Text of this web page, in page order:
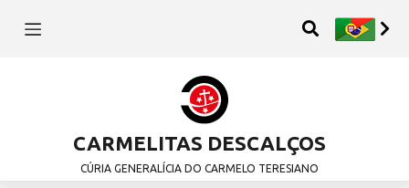
CARMELITAS DESCALÇOS
CÚRIA GENERALÍCIA DO CARMELO TERESIANO